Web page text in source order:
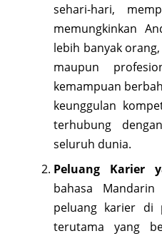
sehari-hari,
memungkinkan
lebih banyak
maupun
kemampuan
keunggulan
terhubung
seluruh dunia.
Peluang Karier
bahasa
peluang karier di
terutama yang